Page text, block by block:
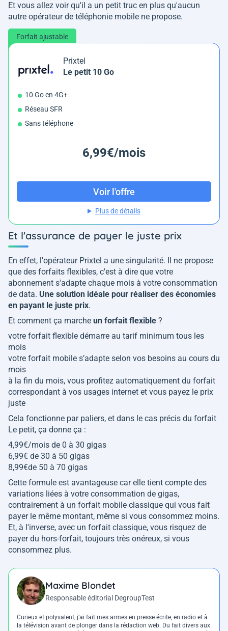
Et vous allez voir qu'il a un petit truc en plus qu'aucun
autre opérateur de téléphonie mobile ne propose.
Forfait ajustable
Prixtel
Le petit 10 Go
10 Go en 4G+
Réseau SFR
Sans téléphone
6,99€/mois
Voir l'offre
Plus de détails
Et l'assurance de payer le juste prix
En effet, l'opérateur Prixtel a une singularité. Il ne propose
que des forfaits flexibles, c'est à dire que votre
abonnement s'adapte chaque mois à votre consommation
de data. Une solution idéale pour réaliser des économies
en payant le juste prix.
Et comment ça marche un forfait flexible ?
votre forfait flexible démarre au tarif minimum tous les
mois
votre forfait mobile s’adapte selon vos besoins au cours du
mois
à la fin du mois, vous profitez automatiquement du forfait
correspondant à vos usages internet et vous payez le prix
juste
Cela fonctionne par paliers, et dans le cas précis du forfait
Le petit, ça donne ça :
4,99€/mois de 0 à 30 gigas
6,99€ de 30 à 50 gigas
8,99€de 50 à 70 gigas
Cette formule est avantageuse car elle tient compte des
variations liées à votre consommation de gigas,
contrairement à un forfait mobile classique qui vous fait
payer le même montant, même si vous consommez moins.
Et, à l'inverse, avec un forfait classique, vous risquez de
payer du hors-forfait, toujours très onéreux, si vous
consommez plus.
Maxime Blondet
Responsable éditorial DegroupTest
Curieux et polyvalent, j’ai fait mes armes en presse écrite, en radio et à
la télévision avant de plonger dans la rédaction web. Du fait divers aux